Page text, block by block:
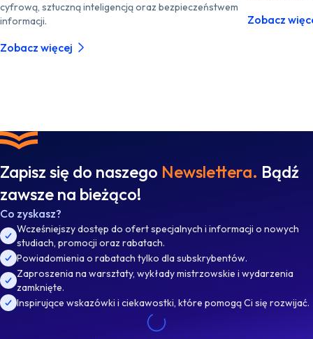
cyfrową, sztuczną inteligencją oraz bezpieczeństwem
informacji.
Zobacz więcej
Zobacz
Zapisz się do naszego Newslettera. Bądź
zawsze na bieżąco!
Co zyskasz?
Wcześniejszy dostęp do ofert specjalnych i informacji o nowych
studiach, promocji oraz rabatach.
Powiadomienia o rabatach tylko dla subskrybentów.
Zaproszenia na warsztaty, wykłady mistrzowskie i wydarzenia
zamknięte.
Inspirujące wskazówki i ciekawostki, które pomogą Ci się rozwijać.